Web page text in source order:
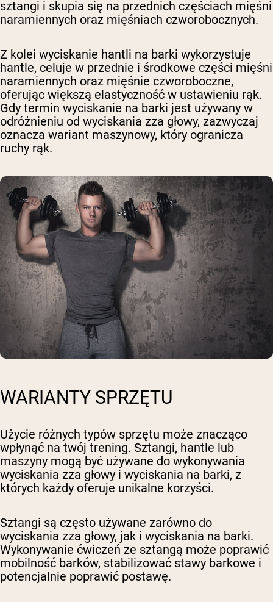
sztangi i skupia się na przednich częściach mięśni
naramiennych oraz mięśniach czworobocznych.
Z kolei wyciskanie hantli na barki wykorzystuje
hantle, celuje w przednie i środkowe części mięśni
naramiennych oraz mięśnie czworoboczne,
oferując większą elastyczność w ustawieniu rąk.
Gdy termin wyciskanie na barki jest używany w
odróżnieniu od wyciskania zza głowy, zazwyczaj
oznacza wariant maszynowy, który ogranicza
ruchy rąk.
WARIANTY SPRZĘTU
Użycie różnych typów sprzętu może znacząco
wpłynąć na twój trening. Sztangi, hantle lub
maszyny mogą być używane do wykonywania
wyciskania zza głowy i wyciskania na barki, z
których każdy oferuje unikalne korzyści.
Sztangi są często używane zarówno do
wyciskania zza głowy, jak i wyciskania na barki.
Wykonywanie ćwiczeń ze sztangą może poprawić
mobilność barków, stabilizować stawy barkowe i
potencjalnie poprawić postawę.